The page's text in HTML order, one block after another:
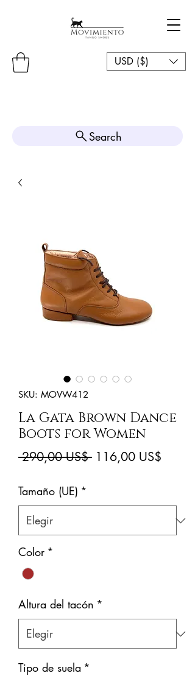
USD ($)
Search
SKU: MOVW412
La Gata Brown Dance
Boots for Women
290,00 US$ Precio
116,00 US$
Tamaño (UE) *
Color *
Altura del tacón *
Tipo de suela *